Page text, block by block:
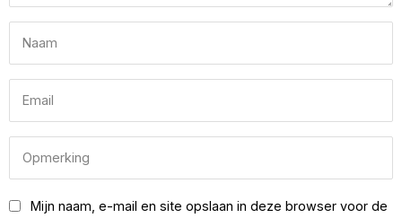
Mijn naam, e-mail en site opslaan in deze browser voor de